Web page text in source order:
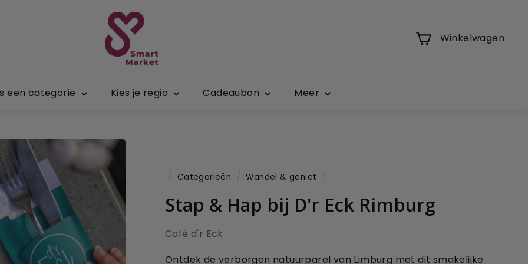
S
m
a
r
M
Winkelwagen
een categorie Kies je regio Cadeaubon Meer
Categorieën Wandel & geniet
Stap & Hap bij D'r Eck Rimburg
Café d'r Eck
Ontdek de verborgen natuurparel van Limburg met dit smakelijke